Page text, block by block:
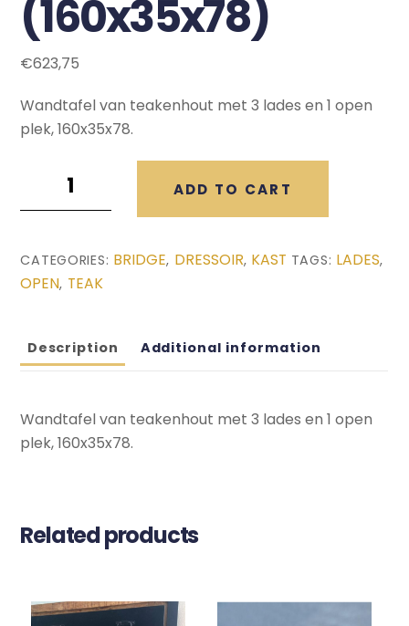
(160x35x78)
€623,75
Wandtafel van teakenhout met 3 lades en 1 open
plek, 160x35x78.
Dressoir
ADD TO CART
CATEGORIES: BRIDGE, DRESSOIR, KAST TAGS: LADES,
OPEN, TEAK
Description Additional information
Wandtafel van teakenhout met 3 lades en 1 open
plek, 160x35x78.
Related products